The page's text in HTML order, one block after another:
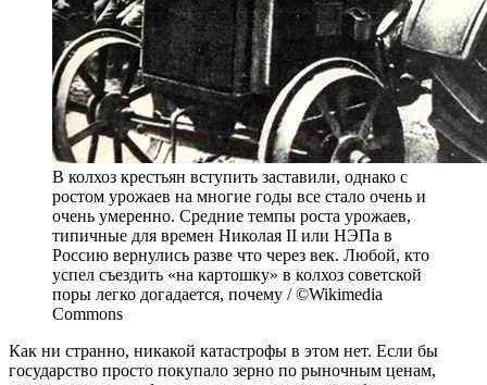
В колхоз крестьян вступить заставили, однако с
ростом урожаев на многие годы все стало очень и
очень умеренно. Средние темпы роста урожаев,
типичные для времен Николая II или НЭПа в
Россию вернулись разве что через век. Любой, кто
успел съездить «на картошку» в колхоз советской
поры легко догадается, почему / ©Wikimedia
Commons
Как ни странно, никакой катастрофы в этом нет. Если бы
государство просто покупало зерно по рыночным ценам,